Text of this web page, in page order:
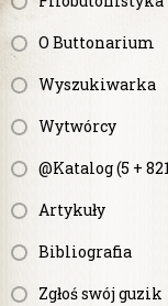
O Buttonarium
Wyszukiwarka
Wytwórcy
@Katalog (5 +
Artykuły
Bibliografia
Zgłoś swój guzik